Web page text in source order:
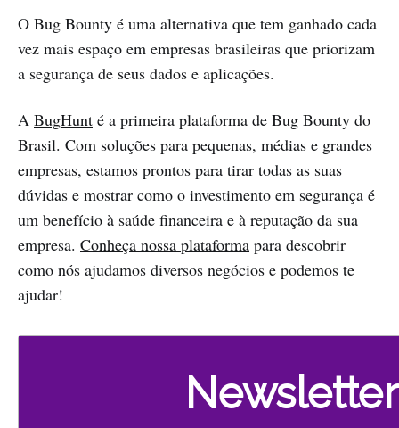
O Bug Bounty é uma alternativa que tem ganhado cada
vez mais espaço em empresas brasileiras que priorizam
a segurança de seus dados e aplicações.
A BugHunt é a primeira plataforma de Bug Bounty do
Brasil. Com soluções para pequenas, médias e grandes
empresas, estamos prontos para tirar todas as suas
dúvidas e mostrar como o investimento em segurança é
um benefício à saúde financeira e à reputação da sua
empresa. Conheça nossa plataforma para descobrir
como nós ajudamos diversos negócios e podemos te
ajudar!
Newsletter